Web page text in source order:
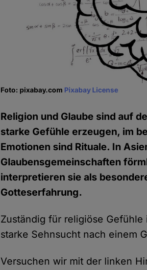
Foto: pixabay.com Pixabay License
Religion und Glaube sind auf
starke Gefühle erzeugen, im
Emotionen sind Rituale. In
Glaubensgemeinschaften
interpretieren sie als
Gotteserfahrung.
Zuständig für religiöse
starke Sehnsucht nach einem
Versuchen wir mit der linken